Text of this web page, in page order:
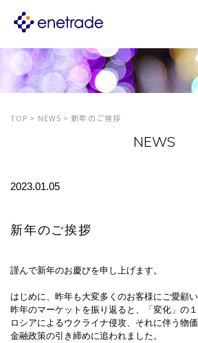
TOP > NEWS > 新年のご挨拶
NEWS
2023.01.05
新年のご挨拶
謹んで新年のお慶びを申し上げます。
はじめに、昨年も大変多くのお客様にご愛顧
昨年のマーケットを振り返ると、「変化」の１
ロシアによるウクライナ侵攻、それに伴う物
金融政策の引き締めに追われました。